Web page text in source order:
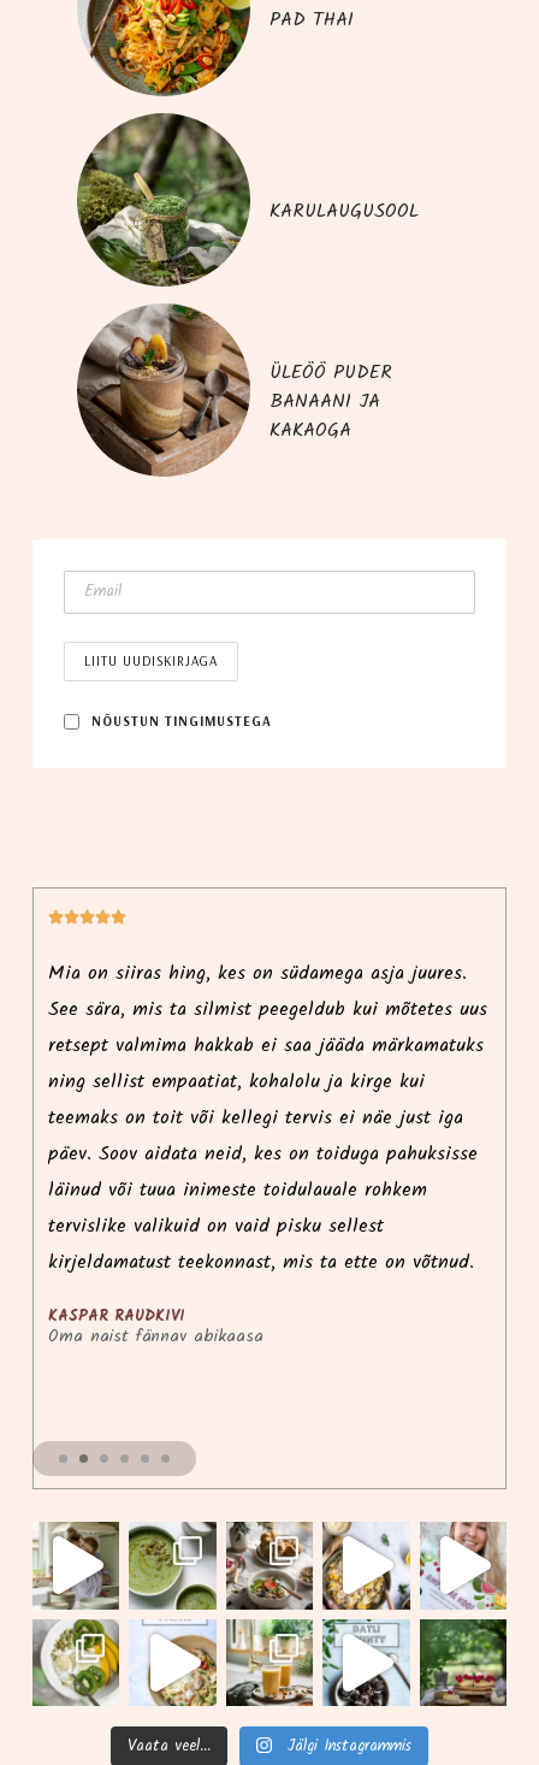
PAD THAI
KARULAUGUSOOL
ÜLEÖÖ PUDER
BANAANI JA
KAKAOGA
NÕUS­TUN TINGIMUSTEGA

Mia on siiras hing, kes on südamega asja juures.
See sära, mis ta silmist peegeldub kui mõtetes uus
retsept valmima hakkab ei saa jääda märkamatuks
ning sellist empaatiat, kohalolu ja kirge kui
teemaks on toit või kellegi tervis ei näe just iga
päev. Soov aidata neid, kes on toiduga pahuksisse
läinud või tuua inimeste toidulauale rohkem
tervislike valikuid on vaid pisku sellest
kirjeldamatust teekonnast, mis ta ette on võtnud.
KASPAR RAUDKIVI
Oma naist fännav abikaasa
Vaata veel... Jälgi Instagrammis